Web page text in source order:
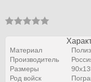
Материал
Производитель
Размеры
Род войск